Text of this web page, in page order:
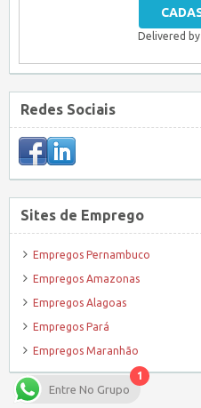
Delivered by
Redes Sociais
Sites de Emprego
Empregos Pernambuco
Empregos Amazonas
Empregos Alagoas
Empregos Pará
Empregos Maranhão
1
Entre No Grupo